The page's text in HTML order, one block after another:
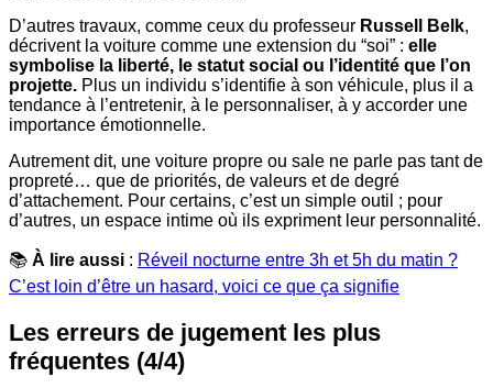
D’autres travaux, comme ceux du professeur Russell Belk,
décrivent la voiture comme une extension du “soi” : elle
symbolise la liberté, le statut social ou l’identité que l’on
projette. Plus un individu s’identifie à son véhicule, plus il a
tendance à l’entretenir, à le personnaliser, à y accorder une
importance émotionnelle.
Autrement dit, une voiture propre ou sale ne parle pas tant de
propreté… que de priorités, de valeurs et de degré
d’attachement. Pour certains, c’est un simple outil ; pour
d’autres, un espace intime où ils expriment leur personnalité.
📚 À lire aussi : Réveil nocturne entre 3h et 5h du matin ?
C’est loin d’être un hasard, voici ce que ça signifie
Les erreurs de jugement les plus
fréquentes (4/4)